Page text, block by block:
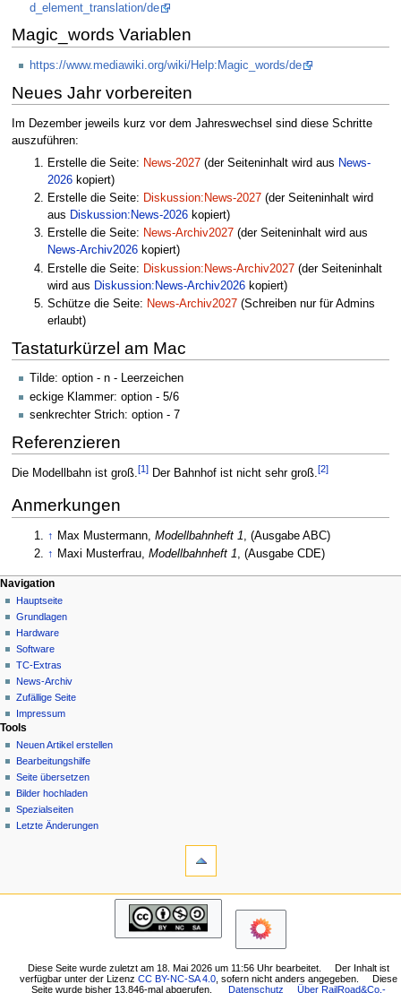
d_element_translation/de
Magic_words Variablen
https://www.mediawiki.org/wiki/Help:Magic_words/de
Neues Jahr vorbereiten
Im Dezember jeweils kurz vor dem Jahreswechsel sind diese Schritte
auszuführen:
Erstelle die Seite: News-2027 (der Seiteninhalt wird aus News-
2026 kopiert)
Erstelle die Seite: Diskussion:News-2027 (der Seiteninhalt wird
aus Diskussion:News-2026 kopiert)
Erstelle die Seite: News-Archiv2027 (der Seiteninhalt wird aus
News-Archiv2026 kopiert)
Erstelle die Seite: Diskussion:News-Archiv2027 (der Seiteninhalt
wird aus Diskussion:News-Archiv2026 kopiert)
Schütze die Seite: News-Archiv2027 (Schreiben nur für Admins
erlaubt)
Tastaturkürzel am Mac
Tilde: option - n - Leerzeichen
eckige Klammer: option - 5/6
senkrechter Strich: option - 7
Referenzieren
Die Modellbahn ist groß.[1 ]Der Bahnhof ist nicht sehr groß.[2]
Anmerkungen
↑ Max Mustermann,Modellbahnheft 1, (Ausgabe ABC)
↑ Maxi Musterfrau,Modellbahnheft 1, (Ausgabe CDE)
N
a
v
g
a
i
o
n
s
m
e
Seitenaktionen
Benutzerseite
Diskussion
Lesen
Quelltext
anzeigen
Versionsgeschichte
Meine Werkzeuge
Deutsch
Anmelden
Navigation
Hauptseite
Grundlagen
Hardware
Software
TC-Extras
News-Archiv
Zufällige Seite
Impressum
Tools
Neuen Artikel erstellen
Bearbeitungshilfe
Seite übersetzen
Bilder hochladen
Spezialseiten
Letzte Änderungen
Seiten
Logbücher
Navigation
TC-
Extras
Diese Seite wurde zuletzt am 18. Mai 2026 um 11:56 Uhr bearbeitet.
Der Inhalt ist
verfügbar unter der LizenzCC BY-NC-SA 4.0 , sofern nicht anders angegeben.
Diese
Seite wurde bisher 13.846-mal abgerufen.
Datenschutz Über RailRoad&Co.-